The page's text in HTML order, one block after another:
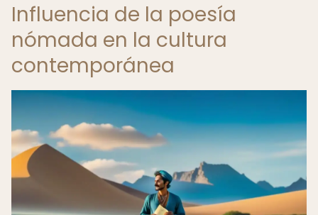
Influencia de la poesía
nómada en la cultura
contemporánea